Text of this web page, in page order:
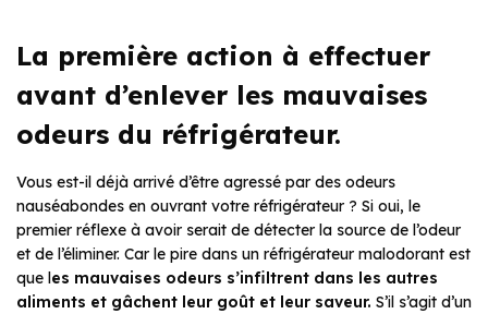
La première action à effectuer
avant d’enlever les mauvaises
odeurs du réfrigérateur.
Vous est-il déjà arrivé d’être agressé par des odeurs
nauséabondes en ouvrant votre réfrigérateur ? Si oui, le
premier réflexe à avoir serait de détecter la source de l’odeur
et de l’éliminer. Car le pire dans un réfrigérateur malodorant est
que l es mauvaises odeurs s’infiltrent dans les autres
aliments et gâchent leur goût et leur saveur. S’il s’agit d’un